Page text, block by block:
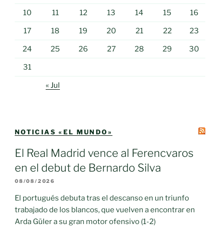
10 11 12 13 14 15 16
17 18 19 20 21 22 23
24 25 26 27 28 29 30
31
« Jul
NOTICIAS «EL MUNDO»
El Real Madrid vence al Ferencvaros
en el debut de Bernardo Silva
08/08/2026
El portugués debuta tras el descanso en un triunfo
trabajado de los blancos, que vuelven a encontrar en
Arda Güler a su gran motor ofensivo (1-2)